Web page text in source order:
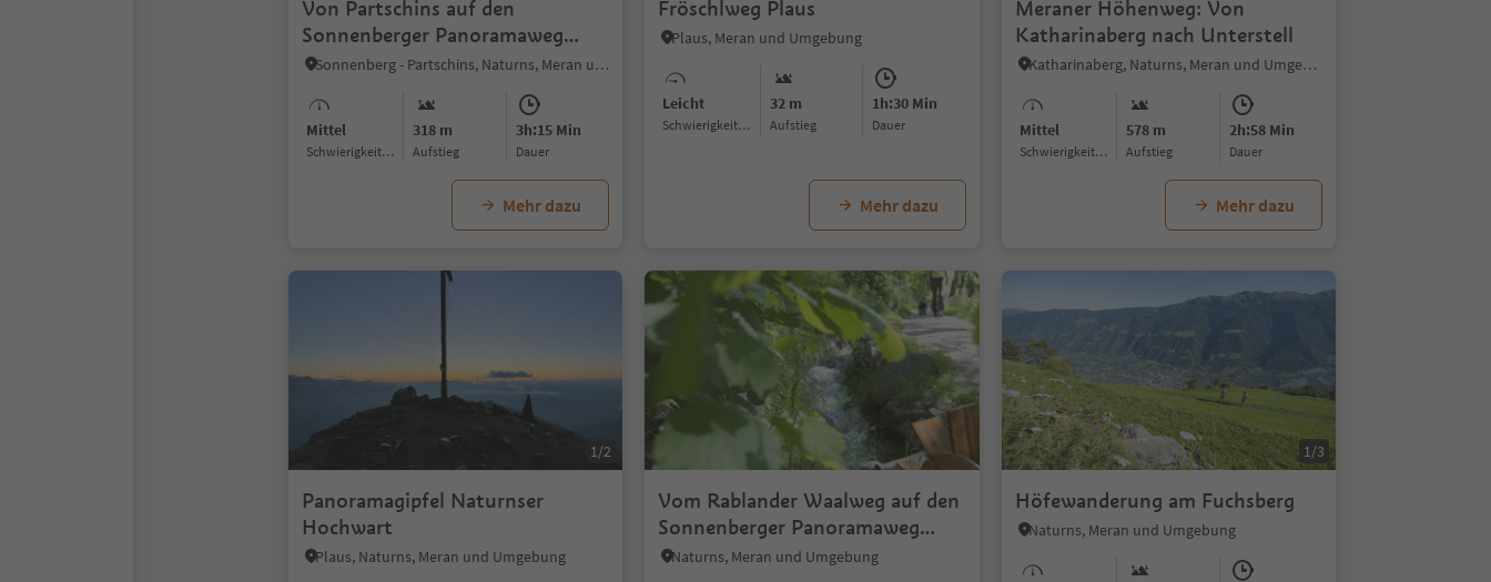
Von Partschins auf den
Sonnenberger Panoramaweg
nach Naturns
Sonnenberg - Partschins, Naturns, Meran und Umgebung
Mittel
Schwierigkeitsgrad
318 m
Aufstieg
3h:15 Min
Dauer
Mehr dazu
Fröschlweg Plaus
Plaus, Meran und Umgebung
Leicht
Schwierigkeitsgrad
32 m
Aufstieg
1h:30 Min
Dauer
Mehr dazu
Meraner Höhenweg: Von
Katharinaberg nach Unterstell
Katharinaberg, Naturns, Meran und Umgebung
Mittel
Schwierigkeitsgrad
578 m
Aufstieg
2h:58 Min
Dauer
Mehr dazu
1/2
Panoramagipfel Naturnser
Hochwart
Plaus, Naturns, Meran und Umgebung
1/5
Vom Rablander Waalweg auf den
Sonnenberger Panoramaweg
nach Naturns
Naturns, Meran und Umgebung
1/3
Höfewanderung am Fuchsberg
Naturns, Meran und Umgebung